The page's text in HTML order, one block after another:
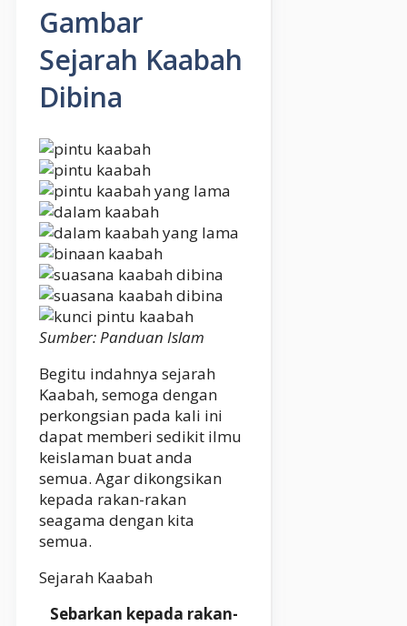
Gambar
Sejarah Kaabah
Dibina
Sumber: Panduan Islam
Begitu indahnya sejarah
Kaabah, semoga dengan
perkongsian pada kali ini
dapat memberi sedikit ilmu
keislaman buat anda
semua. Agar dikongsikan
kepada rakan-rakan
seagama dengan kita
semua.
Sejarah Kaabah
Sebarkan kepada rakan-